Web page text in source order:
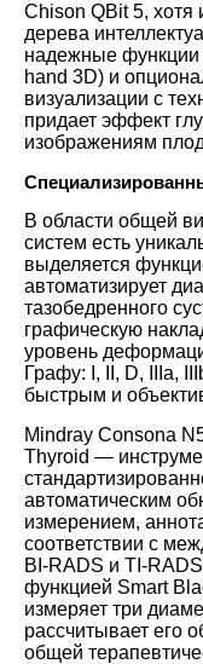
Chison QBit 5, хотя
дерева
надежные функции
hand 3D) и
визуализации с
придает эффект
изображениям
В области общей
систем есть
выделяется
автоматизирует
тазобедренного
графическую
уровень
Графу: I, II, D, IIIa,
быстрым и
Mindray Consona
Thyroid —
автоматическим
измерением,
соответствии с
BI-RADS и TI-
функцией Smart
измеряет три
рассчитывает его
общей